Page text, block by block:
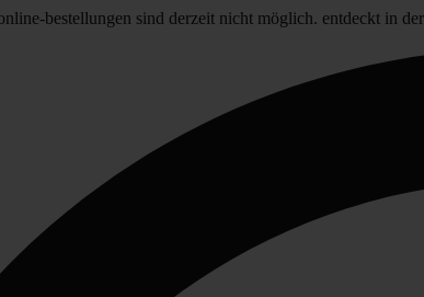
bestellungen sind derzeit nicht möglich. entdeckt in